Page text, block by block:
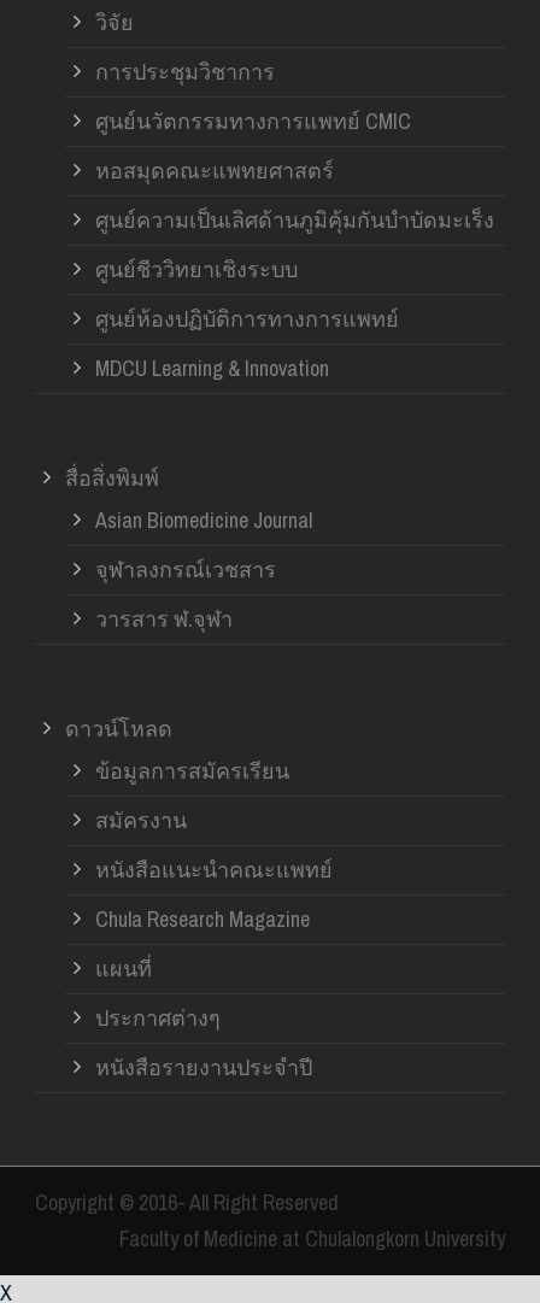
วิจัย
การประชุมวิชาการ
ศูนย์นวัตกรรมทางการแพทย์ CMIC
หอสมุดคณะแพทยศาสตร์
ศูนย์ความเป็นเลิศด้านภูมิคุ้มกันบำบัดมะเร็ง
ศูนย์ชีววิทยาเชิงระบบ
ศูนย์ห้องปฏิบัติการทางการแพทย์
MDCU Learning & Innovation
สื่อสิ่งพิมพ์
Asian Biomedicine Journal
จุฬาลงกรณ์เวชสาร
วารสาร ฬ.จุฬา
ดาวน์โหลด
ข้อมูลการสมัครเรียน
สมัครงาน
หนังสือแนะนำคณะแพทย์
Chula Research Magazine
แผนที่
ประกาศต่างๆ
หนังสือรายงานประจำปี
Copyright © 2016- All Right Reserved
Faculty of Medicine at Chulalongkorn University
X